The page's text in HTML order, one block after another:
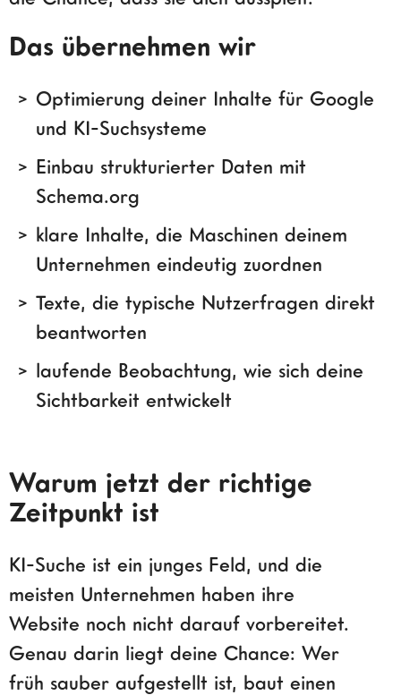
Das übernehmen wir
Optimierung deiner Inhalte für Google
und KI-Suchsysteme
Einbau strukturierter Daten mit
Schema.org
klare Inhalte, die Maschinen deinem
Unternehmen eindeutig zuordnen
Texte, die typische Nutzerfragen direkt
beantworten
laufende Beobachtung, wie sich deine
Sichtbarkeit entwickelt
Warum jetzt der richtige
Zeitpunkt ist
KI-Suche ist ein junges Feld, und die
meisten Unternehmen haben ihre
Website noch nicht darauf vorbereitet.
Genau darin liegt deine Chance: Wer
früh sauber aufgestellt ist, baut einen